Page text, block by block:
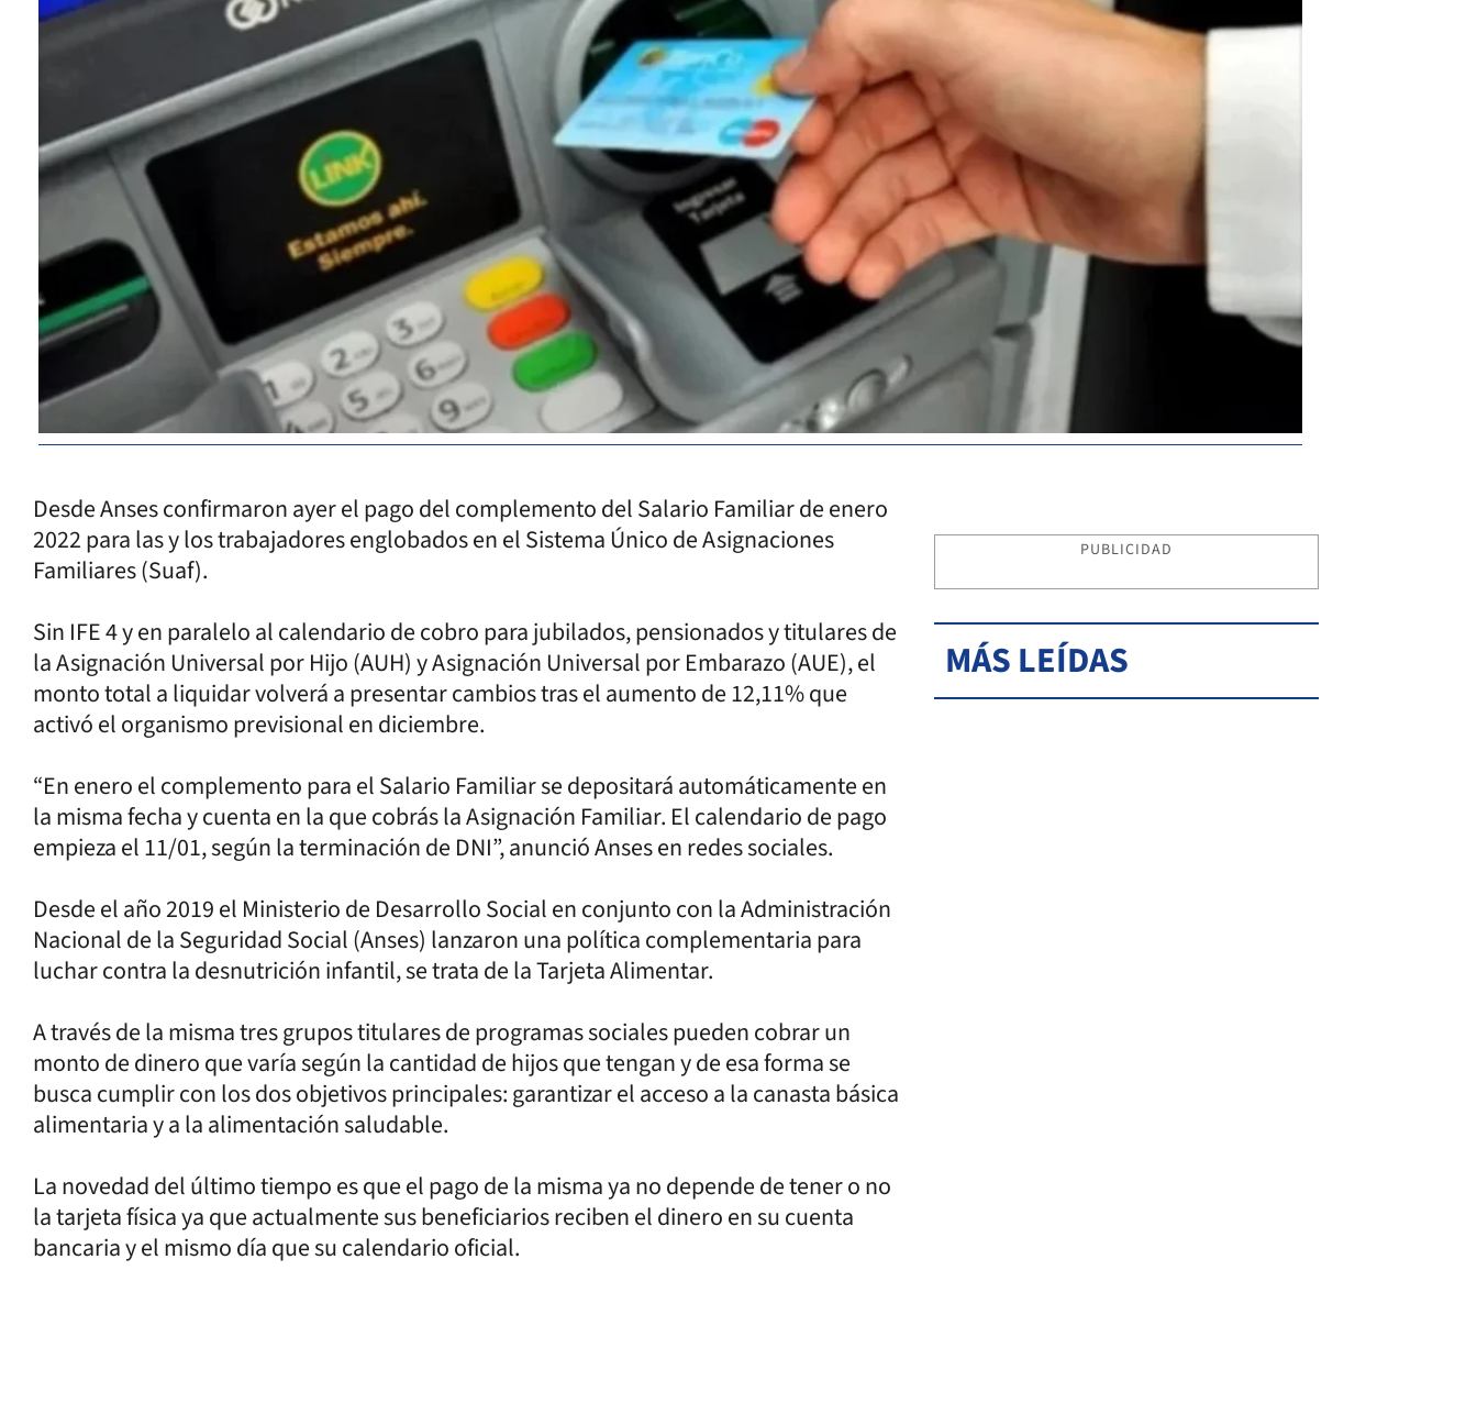
Desde Anses confirmaron ayer el pago del complemento del Salario Familiar de enero
2022 para las y los trabajadores englobados en el Sistema Único de Asignaciones
Familiares (Suaf).
Sin IFE 4 y en paralelo al calendario de cobro para jubilados, pensionados y titulares de
la Asignación Universal por Hijo (AUH) y Asignación Universal por Embarazo (AUE), el
monto total a liquidar volverá a presentar cambios tras el aumento de 12,11% que
activó el organismo previsional en diciembre.
“En enero el complemento para el Salario Familiar se depositará automáticamente en
la misma fecha y cuenta en la que cobrás la Asignación Familiar. El calendario de pago
empieza el 11/01, según la terminación de DNI”, anunció Anses en redes sociales.
Desde el año 2019 el Ministerio de Desarrollo Social en conjunto con la Administración
Nacional de la Seguridad Social (Anses) lanzaron una política complementaria para
luchar contra la desnutrición infantil, se trata de la Tarjeta Alimentar.
A través de la misma tres grupos titulares de programas sociales pueden cobrar un
monto de dinero que varía según la cantidad de hijos que tengan y de esa forma se
busca cumplir con los dos objetivos principales: garantizar el acceso a la canasta básica
alimentaria y a la alimentación saludable.
La novedad del último tiempo es que el pago de la misma ya no depende de tener o no
la tarjeta física ya que actualmente sus beneficiarios reciben el dinero en su cuenta
bancaria y el mismo día que su calendario oficial.
PUBLICIDAD
MÁS LEÍDAS